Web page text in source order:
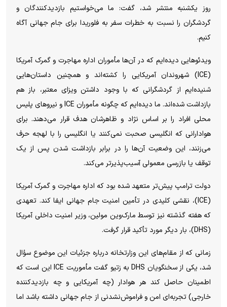
روز یکشنبه منتشر شد، گفت: ما می‌خواستیم بازدیدکنندگان و
گردشگران را نسبت به خطرات سفر به فلوریدا برای جام جهانی آگاه
کنیم.
ویدئوهایی دیده‌ایم که در آن‌ها مأموران اداره مهاجرت و گمرک آمریکا
(ICE) شهروندان آمریکایی را کشته‌اند و همچنین داستان‌هایی
شنیده‌ایم از گردشگرانی که با وجود داشتن ویزای معتبر، باز هم
بازداشت شده‌اند. ما دیده‌ایم که چگونه مأموران ICE و نیروهای پلیس
محلی افراد را بر اساس نژاد و ظاهرشان هدف قرار می‌دهند. برای
هوادارانی که انگلیسی صحبت نمی‌کنند یا انگلیسی را با لهجه حرف
می‌زنند، این وضعیت آن‌ها را در برابر بازداشت شدن پس از یک
توقف یا بازرسی معمولی آسیب‌پذیرتر می‌کند.
دولت ترامپ پیش‌تر متعهد شده بود که اداره مهاجرت و گمرک آمریکا
(ICE)، نقشی کلیدی در تأمین امنیت جام جهانی ایفا کند. تعهدی
که هفته گذشته نیز توسط مارک‌وین مولین، وزیر امنیت داخلی آمریکا
(DHS)، بار دیگر مورد تأکید قرار گرفت.
زمانی که از مقام‌های این وزارتخانه درباره جزئیات این موضوع سؤال
شد، یکی از سخنگویان DHS به زتیو گفت مأموریت ICE این است که
اطمینان حاصل کند هر هوادار (چه آمریکایی و چه بازدیدکننده
خارجی) تجربه‌ای امن و فراموش‌نشدنی از جام جهانی داشته باشد اما